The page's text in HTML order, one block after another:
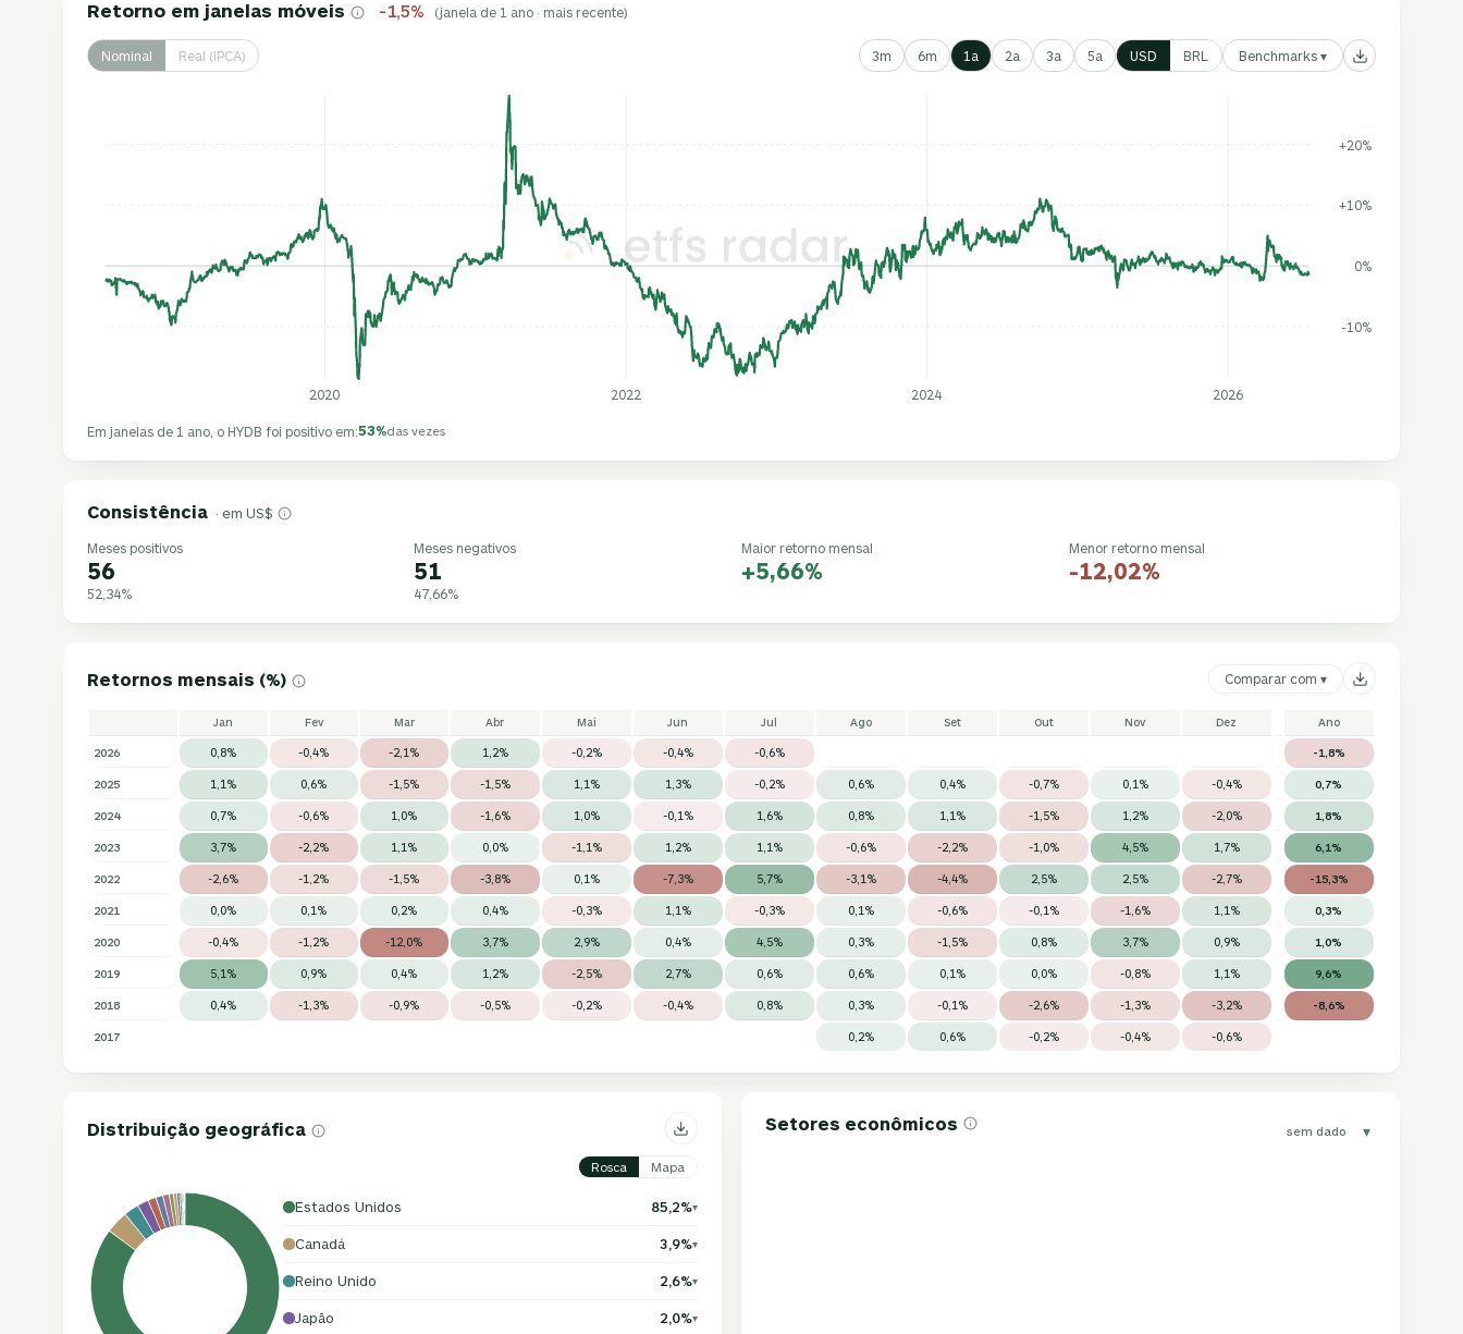
Retorno em janelas móveis -1,5% (janela de 1 ano · mais recente)
Nominal Real (IPCA) 3m 6m 1a 2a 3a 5a USD BRL Benchmarks ▾
-10%
0%
+10%
+20%
2020 2022 2024 2026
Em janelas de 1 ano, o HYDB foi positivo em:53%das vezes
Consistência · em US$
Meses positivos
56
52,34%
Meses negativos
51
47,66%
Maior retorno mensal
+5,66%
Menor retorno mensal
-12,02%
Retornos mensais (%) Comparar com ▾
Jan Fev Mar Abr Mai Jun Jul Ago Set Out Nov Dez Ano
2026 0,8% -0,4% -2,1% 1,2% -0,2% -0,4% -0,6% -1,8%
2025 1,1% 0,6% -1,5% -1,5% 1,1% 1,3% -0,2% 0,6% 0,4% -0,7% 0,1% -0,4% 0,7%
2024 0,7% -0,6% 1,0% -1,6% 1,0% -0,1% 1,6% 0,8% 1,1% -1,5% 1,2% -2,0% 1,8%
2023 3,7% -2,2% 1,1% 0,0% -1,1% 1,2% 1,1% -0,6% -2,2% -1,0% 4,5% 1,7% 6,1%
2022 -2,6% -1,2% -1,5% -3,8% 0,1% -7,3% 5,7% -3,1% -4,4% 2,5% 2,5% -2,7% -15,3%
2021 0,0% 0,1% 0,2% 0,4% -0,3% 1,1% -0,3% 0,1% -0,6% -0,1% -1,6% 1,1% 0,3%
2020 -0,4% -1,2% -12,0% 3,7% 2,9% 0,4% 4,5% 0,3% -1,5% 0,8% 3,7% 0,9% 1,0%
2019 5,1% 0,9% 0,4% 1,2% -2,5% 2,7% 0,6% 0,6% 0,1% 0,0% -0,8% 1,1% 9,6%
2018 0,4% -1,3% -0,9% -0,5% -0,2% -0,4% 0,8% 0,3% -0,1% -2,6% -1,3% -3,2% -8,6%
2017 0,2% 0,6% -0,2% -0,4% -0,6%
Distribuição geográfica
Rosca Mapa
Estados Unidos 85,2%▾
Canadá 3,9%▾
Reino Unido 2,6%▾
Japão 2,0%▾
Setores econômicos sem dado ▾